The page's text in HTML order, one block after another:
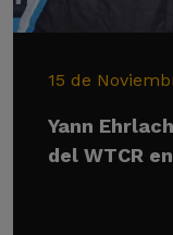
15 de
Yann
del WTCR